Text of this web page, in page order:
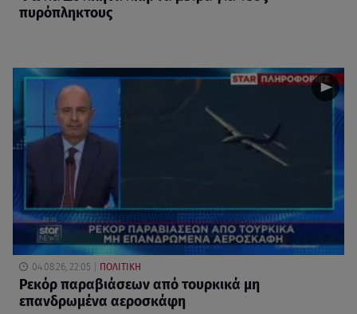
πυρόπληκτους
04.08.26, 22:05 ΠΟΛΙΤΙΚΗ
Ρεκόρ παραβιάσεων από τουρκικά μη
επανδρωμένα αεροσκάφη